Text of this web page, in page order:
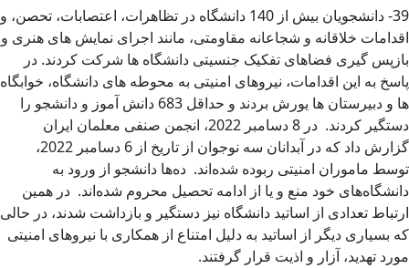
39- دانشجویان بیش از 140 دانشگاه در تظاهرات، اعتصابات، تحصن، و
اقدامات خلاقانه و شجاعانه مقاومتی، مانند اجرای نمایش های هنری و
بازپس گیری فضاهای تفکیک جنسیتی دانشگاه ها شرکت کردند. در
پاسخ به این اقدامات، نیروهای امنیتی به محوطه های دانشگاه، خوابگاه
ها و دبیرستان ها یورش بردند و حداقل 683 دانش آموز و دانشجو را
دستگیر کردند. در 8 دسامبر 2022، انجمن صنفی معلمان ایران
گزارش داد که در آبدانان سه نوجوان از تاریخ از 6 دسامبر 2022،
توسط ماموران امنیتی ربوده شده‌اند. ده‌ها دانشجو از ورود به
دانشگاه‌های خود منع و یا از ادامه تحصیل محروم شده‌اند. در همین
ارتباط تعدادی از اساتید دانشگاه نیز دستگیر و بازداشت شدند، در حالی
که بسیاری دیگر از اساتید به دلیل امتناع از همکاری با نیروهای امنیتی
مورد تهدید، آزار و اذیت قرار گرفتند.